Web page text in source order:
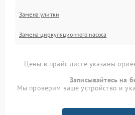
Замена улитки
Замена циркуляционного насоса
Цены в прайс-листе указаны
Записывайтесь на
Мы проверим ваше устройство и